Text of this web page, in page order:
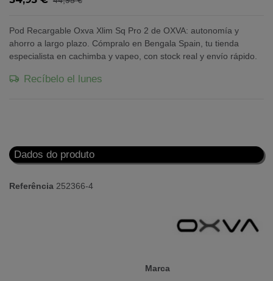
Pod Recargable Oxva Xlim Sq Pro 2 de OXVA: autonomía y
ahorro a largo plazo. Cómpralo en Bengala Spain, tu tienda
especialista en cachimba y vapeo, con stock real y envío rápido.
Recíbelo el lunes
Dados do produto
Marca
Referência 252366-4